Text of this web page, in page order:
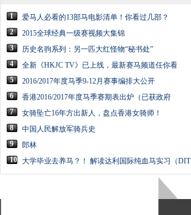
1
爱马人必看的13部马电影清单！你看过几部？
2
2015全球经典一级赛视频大集锦
3
历史名驹系列：另一匹大红怪物“秘书处”
4
全新《HKJC TV》已上线，最新赛马频道任你看
5
2016/2017年度马季9-12月赛事编排大公开
6
香港2016/2017年度马季赛期表出炉（已获政府
7
女骑坠亡16年方出新人，盘点香港女骑师！
8
中国人民解放军骑兵史
9
郎林
10 大学毕业去养马？！ 解读达利国际纯血马实习（DIT